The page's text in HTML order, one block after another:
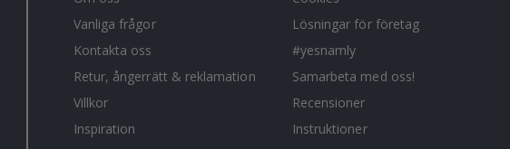
Vanliga frågor
Kontakta oss
Retur, ångerrätt & reklamation
Villkor
Inspiration
Lösningar för företag
#yesnamly
Samarbeta med oss!
Recensioner
Instruktioner